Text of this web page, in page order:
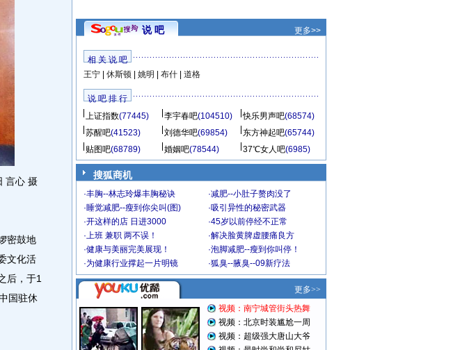
言心 摄
密鼓地
文化活
后，于1
国驻休
说 吧 更多>>
相 关 说 吧
王宁| 休斯顿| 姚明 布什| 道格
说 吧 排 行
上证指数(77445) 李宇春吧(104510) 快乐男声吧(68574)
苏醒吧(41523) 刘德华吧(69854) 东方神起吧(65744)
贴图吧(68789) 婚姻吧(78544) 37℃女人吧(6985)
搜狐商机
·丰胸--林志玲爆丰胸秘诀 ·减肥--小肚子赘肉没了
·睡觉减肥--瘦到你尖叫(图) ·吸引异性的秘密武器
·开这样的店 日进3000 ·45岁以前停经不正常
·上班 兼职 两不误！ ·解决脸黄脾虚腰痛良方
·健康与美丽完美展现！ ·泡脚减肥--瘦到你叫停！
·为健康行业撑起一片明镜 ·狐臭--腋臭--09新疗法